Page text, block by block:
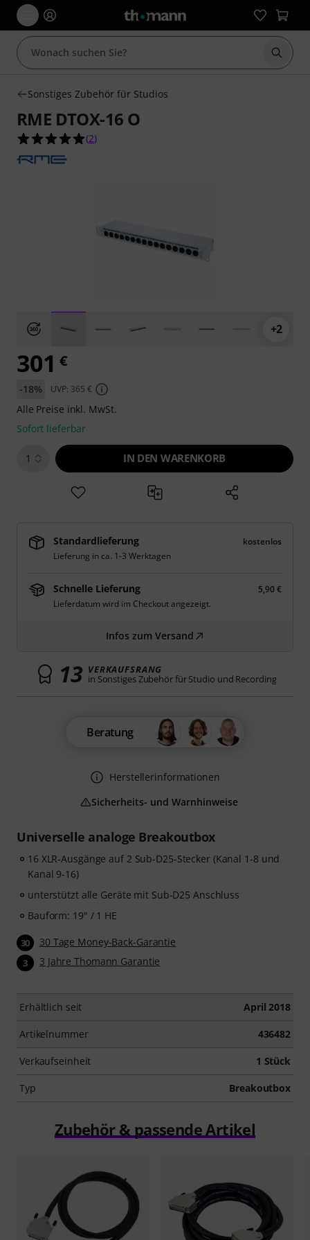
Suche
Sonstiges Zubehör für Studios
RME DTOX-16 O
5.0 von 5 Sternen aus 2 Kundenbewertungen
(2)
+2
Universelle analoge Breakoutbox
16 XLR-Ausgänge auf 2 Sub-D25-Stecker (Kanal 1-8 und
Kanal 9-16)
unterstützt alle Geräte mit Sub-D25 Anschluss
Bauform: 19" / 1 HE
30 30 Tage Money-Back-Garantie
3 3 Jahre Thomann Garantie
Erhältlich seit April 2018
Artikelnummer 436482
Verkaufseinheit 1 Stück
Typ Breakoutbox
301 €
-18% UVP: 365 €
Alle Preise inkl. MwSt.
Sofort lieferbar
1 IN DEN WARENKORB
Standardlieferung
kostenlos
Lieferung in ca. 1-3 Werktagen
Schnelle Lieferung
5,90 €
Lieferdatum wird im Checkout angezeigt.
Infos zum Versand
13 VERKAUFSRANG
in Sonstiges Zubehör für Studio und Recording
Beratung
Herstellerinformationen
Sicherheits- und Warnhinweise
Zubehör & passende Artikel